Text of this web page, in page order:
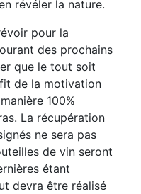
révéler la nature.
pour la
des prochains
que le tout soit
de la motivation
100%
La récupération
ne sera pas
de vin seront
étant
devra être réalisé